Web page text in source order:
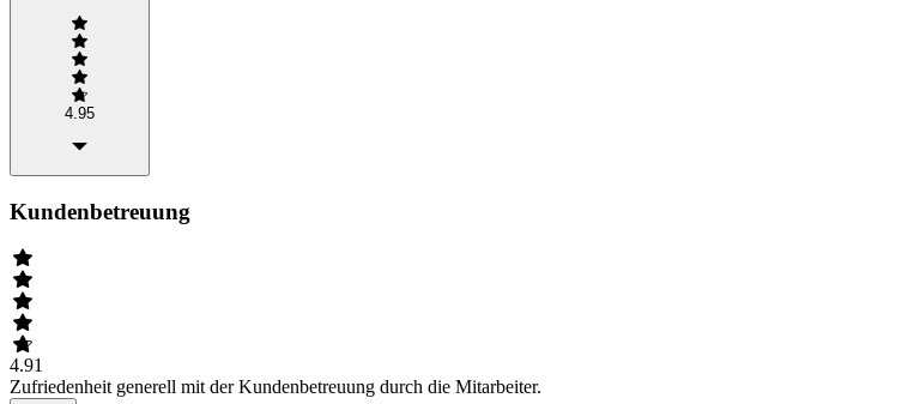
4.95
Kundenbetreuung
4.91
Zufriedenheit generell mit der Kundenbetreuung durch die Mitarbeiter.